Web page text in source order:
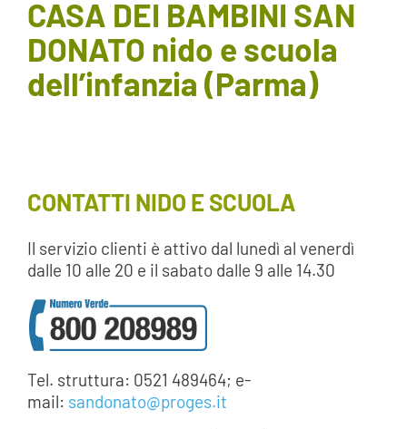
AREA SOCI
AREA RISERVATA
CASA DEI BAMBINI SAN
DONATO nido e scuola
dell’infanzia (Parma)
CONTATTI NIDO E SCUOLA
Il servizio clienti è attivo dal lunedì al venerdì
dalle 10 alle 20 e il sabato dalle 9 alle 14.30
Tel. struttura: 0521 489464; e-
mail: sandonato@proges.it